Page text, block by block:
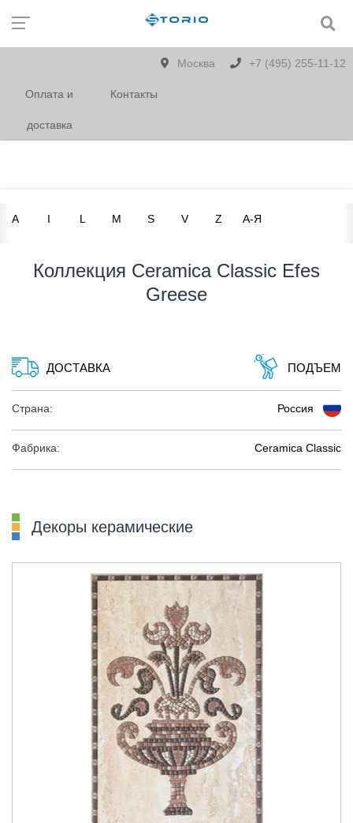
Москва +7 (495) 255-11-12
Оплата и
доставка
Контакты
A I L M S V Z А-Я
Коллекция Ceramica Classic Efes
Greese
ДОСТАВКА ПОДЪЕМ
Страна: Россия
Фабрика: Ceramica Classic
Декоры керамические